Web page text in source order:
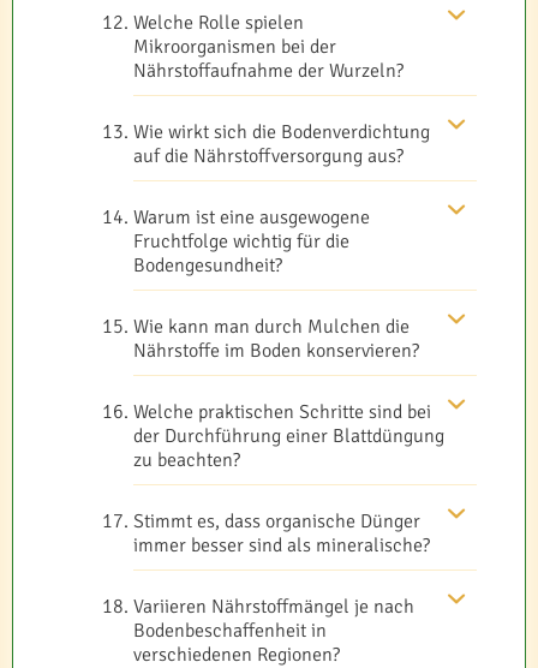
Welche Rolle spielen
Mikroorganismen bei der
Nährstoffaufnahme der Wurzeln?
Wie wirkt sich die Bodenverdichtung
auf die Nährstoffversorgung aus?
Warum ist eine ausgewogene
Fruchtfolge wichtig für die
Bodengesundheit?
Wie kann man durch Mulchen die
Nährstoffe im Boden konservieren?
Welche praktischen Schritte sind bei
der Durchführung einer Blattdüngung
zu beachten?
Stimmt es, dass organische Dünger
immer besser sind als mineralische?
Variieren Nährstoffmängel je nach
Bodenbeschaffenheit in
verschiedenen Regionen?